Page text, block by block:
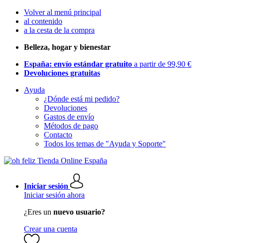
Volver al menú principal
al contenido
a la cesta de la compra
Belleza, hogar y bienestar
España: envío estándar gratuito a partir de 99,90 €
Devoluciones gratuitas
Ayuda
¿Dónde está mi pedido?
Devoluciones
Gastos de envío
Métodos de pago
Contacto
Todos los temas de "Ayuda y Soporte"
Iniciar sesión
Iniciar sesión ahora
¿Eres un nuevo usuario?
Crear una cuenta